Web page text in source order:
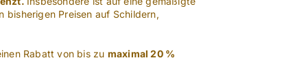
bisherigen Preisen auf Schildern,
Rabatt von bis zu maximal 20 %